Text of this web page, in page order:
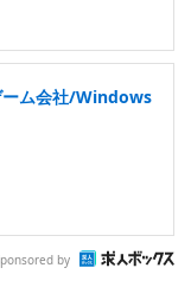
ーム会社/Windows
by